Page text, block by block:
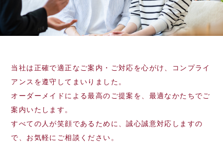
当社は正確で適正なご案内・ご対応を心がけ、コンプライ
アンスを遵守してまいりました。
オーダーメイドによる最高のご提案を、最適なかたちでご
案内いたします。
すべての人が笑顔であるために、誠心誠意対応しますの
で、お気軽にご相談ください。